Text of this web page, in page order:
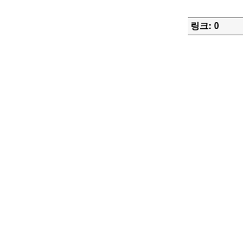
링크: 0